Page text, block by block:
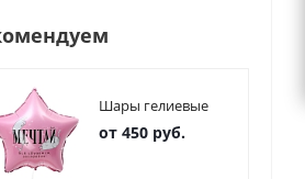
Шары гелиевые
от 450 руб.